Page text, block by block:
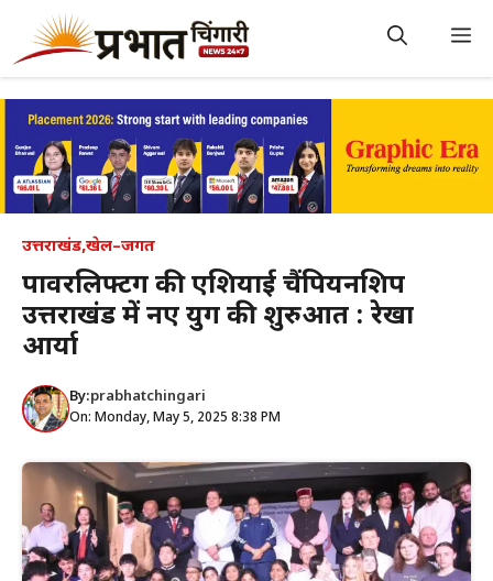
content
उत्तराखंड,खेल–जगत
पावरलिफ्टिंग की एशियाई चैंपियनशिप
उत्तराखंड में नए युग की शुरुआत : रेखा
आर्या
By:prabhatchingari
On: Monday, May 5, 2025 8:38 PM